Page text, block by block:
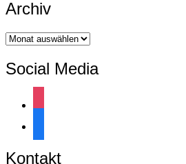
Archiv
Archiv
Social Media
Kontakt